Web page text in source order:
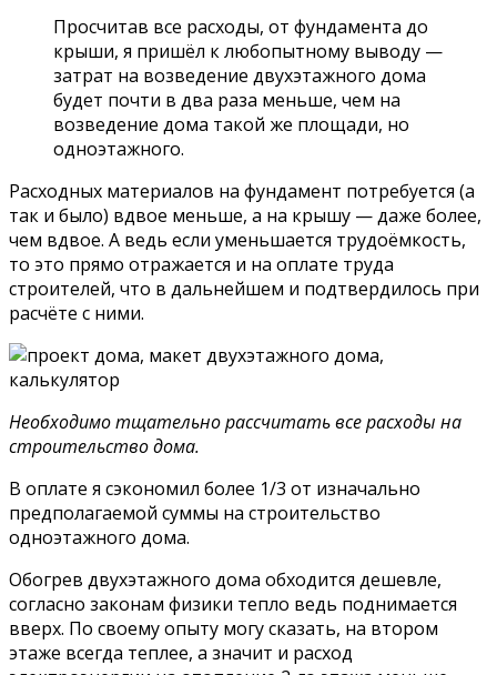
Просчитав все расходы, от фундамента до
крыши, я пришёл к любопытному выводу —
затрат на возведение двухэтажного дома
будет почти в два раза меньше, чем на
возведение дома такой же площади, но
одноэтажного.
Расходных материалов на фундамент потребуется (а
так и было) вдвое меньше, а на крышу — даже более,
чем вдвое. А ведь если уменьшается трудоёмкость,
то это прямо отражается и на оплате труда
строителей, что в дальнейшем и подтвердилось при
расчёте с ними.
Необходимо тщательно рассчитать все расходы на
строительство дома.
В оплате я сэкономил более 1/3 от изначально
предполагаемой суммы на строительство
одноэтажного дома.
Обогрев двухэтажного дома обходится дешевле,
согласно законам физики тепло ведь поднимается
вверх. По своему опыту могу сказать, на втором
этаже всегда теплее, а значит и расход